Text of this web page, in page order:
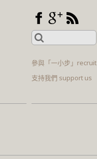
Search
for:
參與「一小步」recruit
支持我們 support us